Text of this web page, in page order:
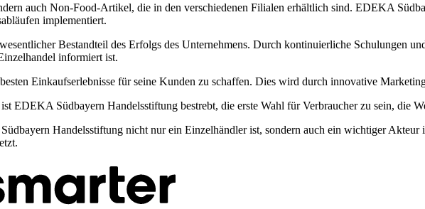
auch Non-Food-Artikel, die in den verschiedenen Filialen erhältlich sind. EDEKA
implementiert.
Bestandteil des Erfolgs des Unternehmens. Durch kontinuierliche Schulungen
informiert ist.
Einkaufserlebnisse für seine Kunden zu schaffen. Dies wird durch innovative
EDEKA Südbayern Handelsstiftung bestrebt, die erste Wahl für Verbraucher zu sein, die
Handelsstiftung nicht nur ein Einzelhändler ist, sondern auch ein wichtiger